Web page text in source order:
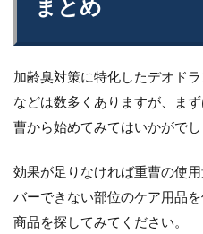
まとめ
加齢臭対策に特化したデオド
などは数多くありますが、ま
曹から始めてみてはいかがでし
効果が足りなければ重曹の使
バーできない部位のケア用品
商品を探してみてください。